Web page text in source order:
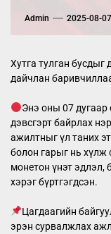
Admin 2025-08-07
Хутга тулган бусдыг
дайчлан
Энэ оны 07
дэвсгэрт байрлах
ажилтныг үл таних
болон гарыг нь хүлж
монетон үнэт эдлэл,
хэрэг бүртгэгдсэн.
Цагдаагийн
эрэн сурвалжлах